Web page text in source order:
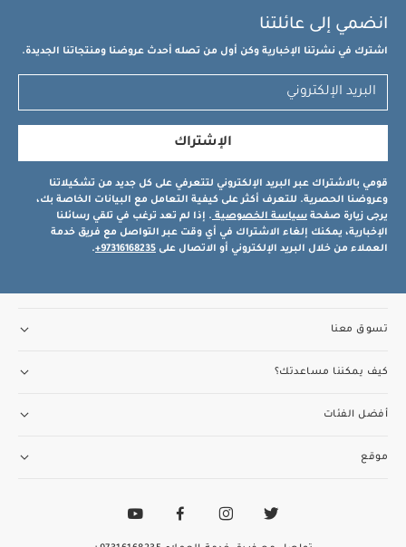
انضمي إلى عائلتنا
اشترك في نشرتنا الإخبارية وكن أول من تصله أحدث عروضنا ومنتجاتنا الجديدة.
الإشتراك
قومي بالاشتراك عبر البريد الإلكتروني لتتعرفي على كل جديد من تشكيلاتنا
وعروضنا الحصرية. للتعرف أكثر على كيفية التعامل مع البيانات الخاصة بك،
يرجى زيارة صفحة سياسة الخصوصية . إذا لم تعد ترغب في تلقي رسائلنا
الإخبارية، يمكنك إلغاء الاشتراك في أي وقت عبر التواصل مع فريق خدمة
العملاء من خلال البريد الإلكتروني أو الاتصال على 97316168235+
.
تسوق معنا
كيف يمكننا مساعدتك؟
أفضل الفئات
موقع